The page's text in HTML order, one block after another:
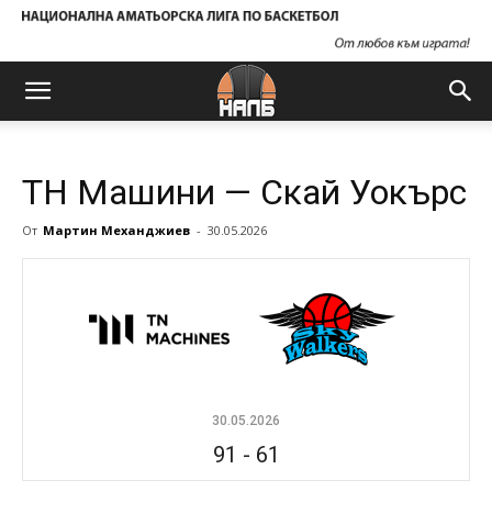
ТН Машини — Скай Уокърс
От Мартин Механджиев - 30.05.2026
30.05.2026
91 - 61